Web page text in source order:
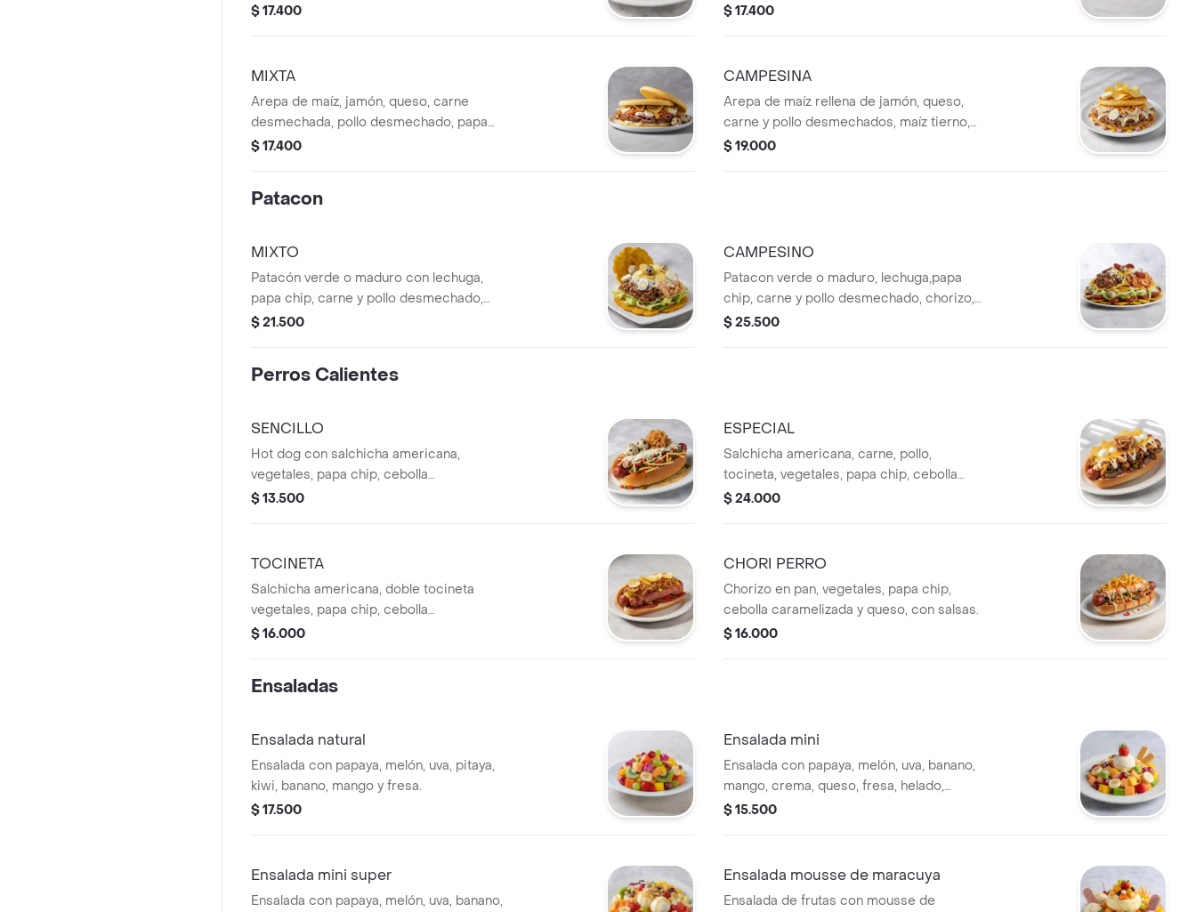
codorniz.
$ 17.400
huevo de codorniz.
$ 17.400
MIXTA
Arepa de maíz, jamón, queso, carne
desmechada, pollo desmechado, papa
chip, huevo de codorniz.
$ 17.400
CAMPESINA
Arepa de maíz rellena de jamón, queso,
carne y pollo desmechados, maíz tierno,
papa chip y huevo de codorniz.
$ 19.000
Patacon
MIXTO
Patacón verde o maduro con lechuga,
papa chip, carne y pollo desmechado,
huevo de codorniz y queso.
$ 21.500
CAMPESINO
Patacon verde o maduro, lechuga,papa
chip, carne y pollo desmechado, chorizo,
maiz tierno huevo de codorniz, queso.
$ 25.500
Perros Calientes
SENCILLO
Hot dog con salchicha americana,
vegetales, papa chip, cebolla
caramelizada, huevo de codorniz y queso.
$ 13.500
ESPECIAL
Salchicha americana, carne, pollo,
tocineta, vegetales, papa chip, cebolla
caramelisada, huevo de codorniz, queso
$ 24.000
TOCINETA
Salchicha americana, doble tocineta
vegetales, papa chip, cebolla
caramelisada, queso
$ 16.000
CHORI PERRO
Chorizo en pan, vegetales, papa chip,
cebolla caramelizada y queso, con salsas.
$ 16.000
Ensaladas
Ensalada natural
Ensalada con papaya, melón, uva, pitaya,
kiwi, banano, mango y fresa.
$ 17.500
Ensalada mini
Ensalada con papaya, melón, uva, banano,
mango, crema, queso, fresa, helado,
galleta
$ 15.500
Ensalada mini super
Ensalada con papaya, melón, uva, banano,
Ensalada mousse de maracuya
Ensalada de frutas con mousse de